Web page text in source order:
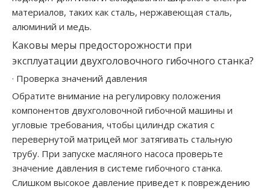
материалов, таких как сталь, нержавеющая сталь,
алюминий и медь.
Каковы меры предосторожности при
эксплуатации двухголовочного гибочного станка?
· Проверка значений давления
Обратите внимание на регулировку положения
компонентов двухголовочной гибочной машины и
угловые требования, чтобы цилиндр сжатия с
перевернутой матрицей мог затягивать стальную
трубу. При запуске масляного насоса проверьте
значение давления в системе гибочного станка.
Слишком высокое давление приведет к повреждению